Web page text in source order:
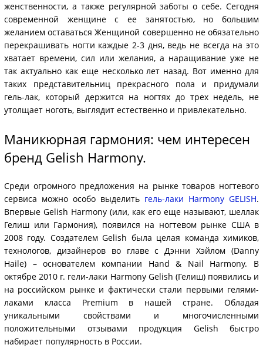
женственности, а также регулярной заботы о себе. Сегодня
современной женщине с ее занятостью, но большим
желанием оставаться Женщиной совершенно не обязательно
перекрашивать ногти каждые 2-3 дня, ведь не всегда на это
хватает времени, сил или желания, а наращивание уже не
так актуально как еще несколько лет назад. Вот именно для
таких представительниц прекрасного пола и придумали
гель-лак, который держится на ногтях до трех недель, не
утолщает ноготь, выглядит естественно и привлекательно.
Маникюрная гармония: чем интересен
бренд Gelish Harmony.
Среди огромного предложения на рынке товаров ногтевого
сервиса можно особо выделить гель-лаки Harmony GELISH.
Впервые Gelish Harmony (или, как его еще называют, шеллак
Гелиш или Гармония), появился на ногтевом рынке США в
2008 году. Создателем Gelish была целая команда химиков,
технологов, дизайнеров во главе с Дэнни Хэйлом (Danny
Haile) – основателем компании Hand & Nail Harmony. В
октябре 2010 г. гели-лаки Harmony Gelish (Гелиш) появились и
на российском рынке и фактически стали первыми гелями-
лаками класса Premium в нашей стране. Обладая
уникальными свойствами и многочисленными
положительными отзывами продукция Gelish быстро
набирает популярность в России.